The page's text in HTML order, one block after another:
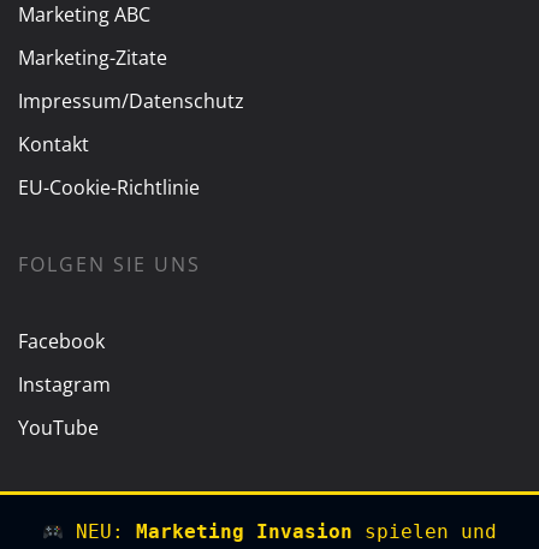
Marketing ABC
Marketing-Zitate
Impressum/Datenschutz
Kontakt
EU-Cookie-Richtlinie
FOLGEN SIE UNS
Facebook
Instagram
YouTube
NEU:Marketing Invasion spielen und